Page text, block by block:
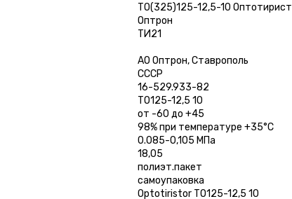
ТО(325)125-12,5-10
Оптрон
ТИ21
АО Оптрон, Ставрополь
СССР
16-529.933-82
ТО125-12,5 10
от -60 до +45
98% при температуре +35°С
0.085-0,105 МПа
18,05
полиэт.пакет
самоупаковка
Optotiristor TO125-12,5 10